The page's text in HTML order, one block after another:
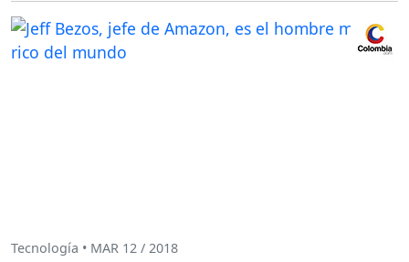
Tecnología • MAR 12 / 2018